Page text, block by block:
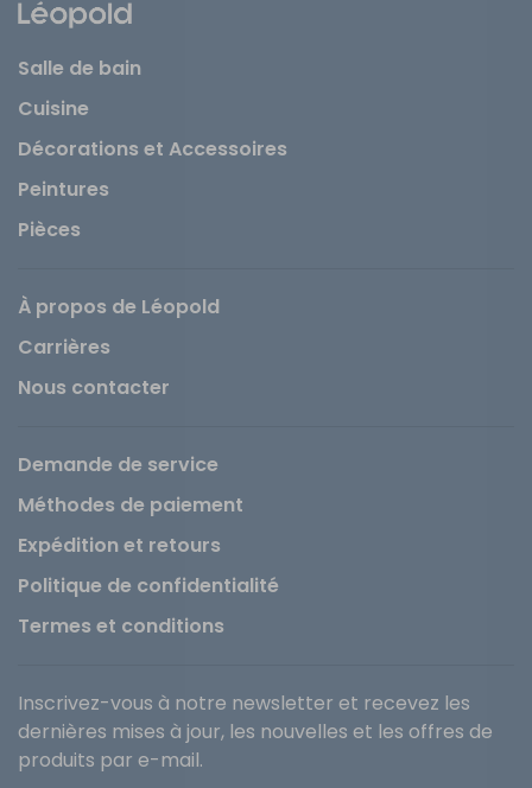
Salle de bain
Cuisine
Décorations et Accessoires
Peintures
Pièces
À propos de Léopold
Carrières
Nous contacter
Demande de service
Méthodes de paiement
Expédition et retours
Politique de confidentialité
Termes et conditions
Inscrivez-vous à notre newsletter et recevez les
dernières mises à jour, les nouvelles et les offres de
produits par e-mail.